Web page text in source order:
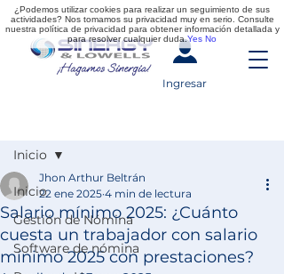
Ingresar
Inicio
Gestión de Nómina
Software de nómina
Inicio
Salario mínimo 2025: ¿Cuánto
cuesta un trabajador con salario
mínimo 2025 con prestaciones?
Jhon Arthur Beltrán
22 ene 2025 4 min de lectura
¿Podemos utilizar cookies para realizar un seguimiento de sus
actividades? Nos tomamos su privacidad muy en serio. Consulte
nuestra política de privacidad para obtener información detallada y
para resolver cualquier duda.Yes No